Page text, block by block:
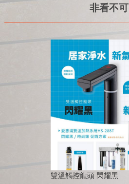
非看不可
雙溫觸控龍頭 閃耀黑